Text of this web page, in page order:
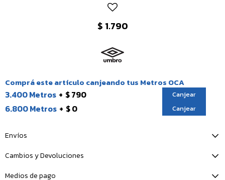
$ 1.790
Comprá este artículo canjeando tus Metros OCA
3.400 Metros $ 790 Canjear
6.800 Metros $ 0 Canjear
Envíos
Cambios y Devoluciones
Medios de pago